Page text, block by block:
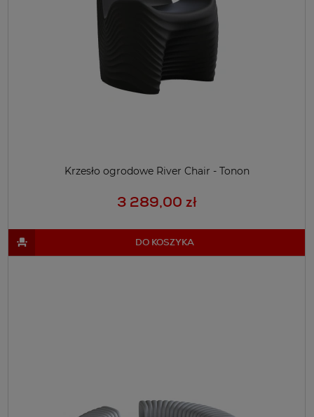
Krzesło ogrodowe River Chair - Tonon
3 289,00 zł
DO KOSZYKA